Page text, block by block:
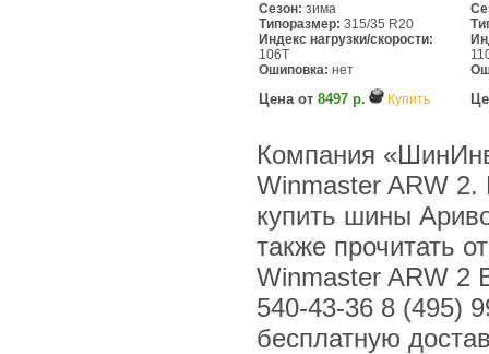
Сезон: зима
Типоразмер: 315/35 R20
Индекс нагрузки/скорости:
106T
Ошиповка: нет
Цена от 8497 р. Купить
Компания
Winmaster ARW 2.
купить шины
также прочитать
Winmaster ARW 2
540-43-36 8 (495)
бесплатную